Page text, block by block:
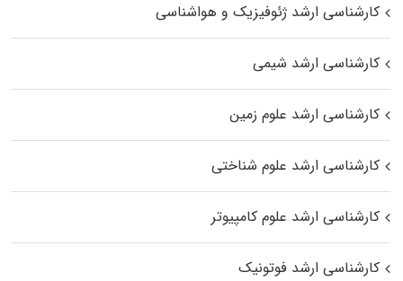
کارشناسی ارشد ژئوفیزیک و هواشناسی
کارشناسی ارشد شیمی
کارشناسی ارشد علوم زمین
کارشناسی ارشد علوم شناختی
کارشناسی ارشد علوم کامپیوتر
کارشناسی ارشد فوتونیک